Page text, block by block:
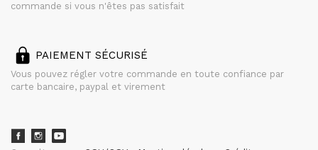
commande si vous n'êtes pas satisfait
PAIEMENT SÉCURISÉ
Vous pouvez régler votre commande en toute confiance par
carte bancaire, paypal et virement